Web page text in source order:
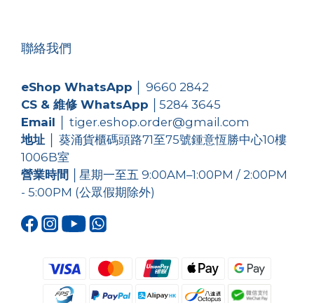
聯絡我們
eShop WhatsApp
9660 2842
CS & 維修 WhatsApp
5284 3645
Email
│ tiger.eshop.order@gmail.com
地址
│ 葵涌貨櫃碼頭路71至75號鍾意恆勝中心10樓
1006B室
營業時間 │星期一至五 9:00AM–1:00PM / 2:00PM
- 5:00PM (公眾假期除外)